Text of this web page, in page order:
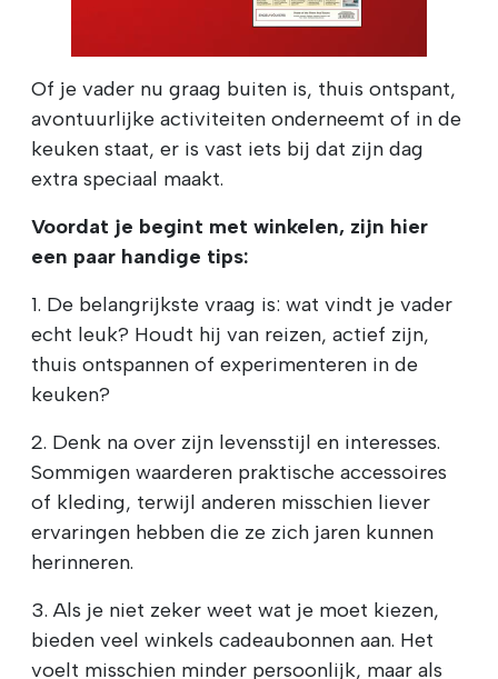
Of je vader nu graag buiten is, thuis ontspant,
avontuurlijke activiteiten onderneemt of in de
keuken staat, er is vast iets bij dat zijn dag
extra speciaal maakt.
Voordat je begint met winkelen, zijn hier
een paar handige tips:
1. De belangrijkste vraag is: wat vindt je vader
echt leuk? Houdt hij van reizen, actief zijn,
thuis ontspannen of experimenteren in de
keuken?
2. Denk na over zijn levensstijl en interesses.
Sommigen waarderen praktische accessoires
of kleding, terwijl anderen misschien liever
ervaringen hebben die ze zich jaren kunnen
herinneren.
3. Als je niet zeker weet wat je moet kiezen,
bieden veel winkels cadeaubonnen aan. Het
voelt misschien minder persoonlijk, maar als